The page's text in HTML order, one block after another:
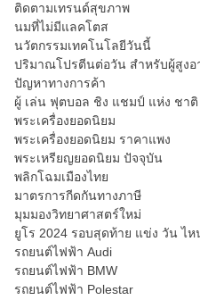
ติดตามเทรนด์สุขภาพ
นมที่ไม่มีแลคโตส
นวัตกรรมเทคโนโลยีวันนี้
ปริมาณโปรตีนต่อวัน สำหรับผู้สูงอ
ปัญหาทางการค้า
ผู้ เล่น ฟุตบอล ชิง แชมป์ แห่ง ชาติ
พระเครื่องยอดนิยม
พระเครื่องยอดนิยม ราคาแพง
พระเหรียญยอดนิยม ปัจจุบัน
พลิกโฉมเมืองไทย
มาตรการกีดกันทางภาษี
มุมมองวิทยาศาสตร์ใหม่
ยูโร 2024 รอบสุดท้าย แข่ง วัน ไห
รถยนต์ไฟฟ้า Audi
รถยนต์ไฟฟ้า BMW
รถยนต์ไฟฟ้า Polestar